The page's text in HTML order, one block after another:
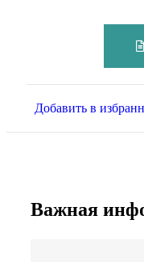
Добавить в
Важная